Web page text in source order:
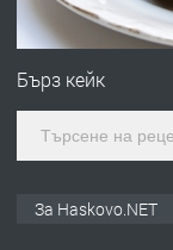
ПРЕДЛАГА
Бърз кейк
За Haskovo.NET